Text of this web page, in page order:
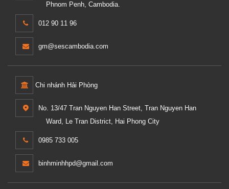
Phnom Penh, Cambodia.
012 90 11 96
gm@sescambodia.com
Chi nhánh Hải Phòng
No. 13/47 Tran Nguyen Han Street, Tran Nguyen Han
Ward, Le Tran District, Hai Phong City
0985 733 005
binhminhhpd@gmail.com